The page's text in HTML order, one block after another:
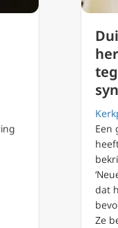
Initiatief schrijft
Een
dat
Ze